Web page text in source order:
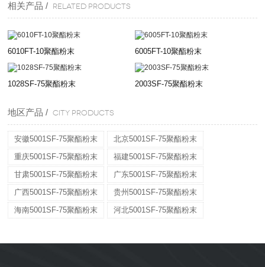
相关产品 / Related products
6010FT-10聚酯粉末 6005FT-10聚酯粉末
1028SF-75聚酯粉末 2003SF-75聚酯粉末
地区产品 / CITY PRODUCTS
安徽5001SF-75聚酯粉末
北京5001SF-75聚酯粉末
重庆5001SF-75聚酯粉末
福建5001SF-75聚酯粉末
甘肃5001SF-75聚酯粉末
广东5001SF-75聚酯粉末
广西5001SF-75聚酯粉末
贵州5001SF-75聚酯粉末
海南5001SF-75聚酯粉末
河北5001SF-75聚酯粉末